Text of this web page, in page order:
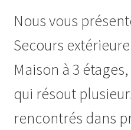
Nous vous
Secours
Maison à 3
qui résout
rencontrés dans